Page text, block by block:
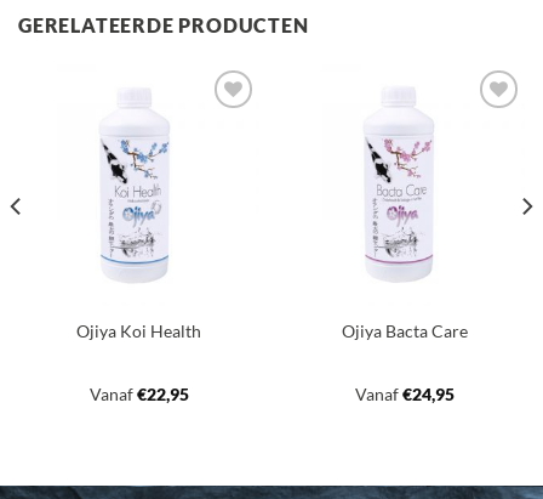
GERELATEERDE PRODUCTEN
Ojiya Koi Health
Vanaf€22,95
Ojiya Bacta Care
Vanaf€24,95